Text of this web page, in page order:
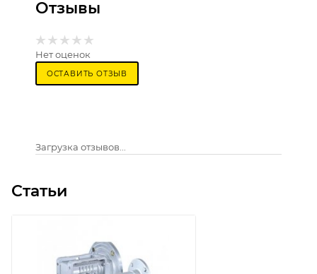
Отзывы
Нет оценок
ОСТАВИТЬ ОТЗЫВ
Загрузка отзывов...
Статьи